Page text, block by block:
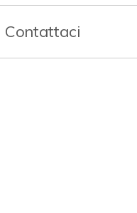
Contattaci